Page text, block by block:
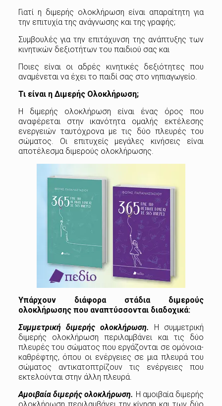
Γιατί η διμερής ολοκλήρωση είναι απαραίτητη για
την επιτυχία της ανάγνωσης και της γραφής;
Συμβουλές για την επιτάχυνση της ανάπτυξης των
κινητικών δεξιοτήτων του παιδιού σας και
Ποιες είναι οι αδρές κινητικές δεξιότητες που
αναμένεται να έχει το παιδί σας στο νηπιαγωγείο.
Τι είναι η Διμερής Ολοκλήρωση;
Η διμερής ολοκλήρωση είναι ένας όρος που
αναφέρεται στην ικανότητα ομαλής εκτέλεσης
ενεργειών ταυτόχρονα με τις δύο πλευρές του
σώματος. Οι επιτυχείς μεγάλες κινήσεις είναι
αποτέλεσμα διμερούς ολοκλήρωσης.
Υπάρχουν διάφορα στάδια διμερούς
ολοκλήρωσης που αναπτύσσονται διαδοχικά:
Συμμετρική διμερής ολοκλήρωση.
Η συμμετρική
διμερής ολοκλήρωση περιλαμβάνει και τις δύο
πλευρές του σώματος που εργάζονται σε ομόνοια-
καθρέφτης, όπου οι ενέργειες σε μια πλευρά του
σώματος αντικατοπτρίζουν τις ενέργειες που
εκτελούνται στην άλλη πλευρά.
Αμοιβαία διμερής ολοκλήρωση. Η αμοιβαία διμερής
ολοκλήρωση περιλαμβάνει την κίνηση και των δύο